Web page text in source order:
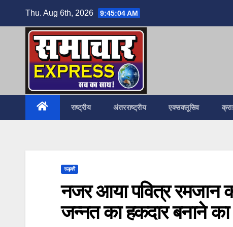
Thu. Aug 6th, 2026 9:45:06 AM
राष्ट्रीय अंतरराष्ट्रीय एक्सक्लूसिव
रूड़की
नजर आया पवित्र रमजान
जन्नत का हकदार बनाने का